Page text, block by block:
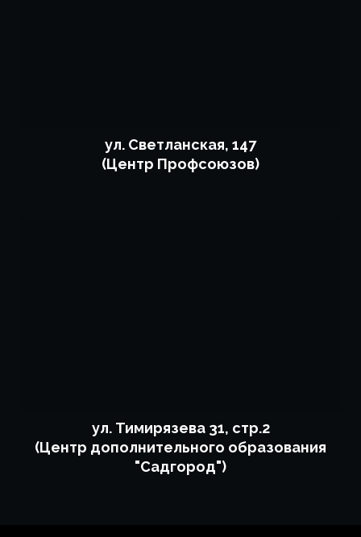
ул. Светланская, 147
(Центр Профсоюзов)
ул. Тимирязева 31, стр.2
(Центр дополнительного образования
"Садгород")